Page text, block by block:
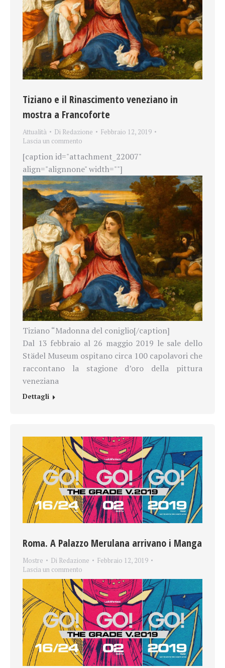
Tiziano e il Rinascimento veneziano in
mostra a Francoforte
Attualità Di Redazione
Febbraio 12, 2019
Lascia un commento
[caption id="attachment_22007"
align="alignnone" width=""]
Tiziano “Madonna del coniglio[/caption]
Dal 13 febbraio al 26 maggio 2019 le sale dello
Städel Museum ospitano circa 100 capolavori che
raccontano la stagione d’oro della pittura
veneziana
Dettagli
Roma. A Palazzo Merulana arrivano i Manga
Mostre Di Redazione
Febbraio 12, 2019
Lascia un commento